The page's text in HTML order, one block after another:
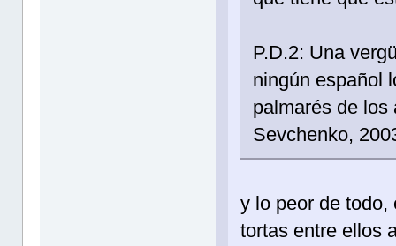
P.D.2: Una
ningún español
palmarés de los
Sevchenko,
y lo peor de todo,
tortas entre ellos